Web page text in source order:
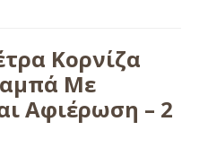
Κορνίζα
Με
Αφιέρωση – 2